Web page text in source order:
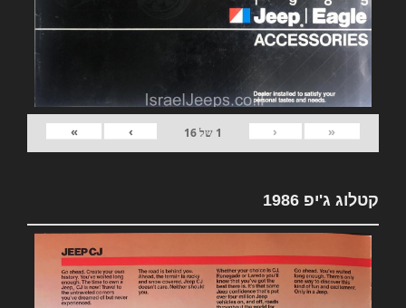
«
‹
1 של16
›
»
קטלוג ג'יפ 1986